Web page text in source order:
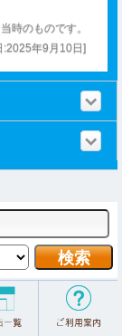
時のものです。
:2025年9月10日]